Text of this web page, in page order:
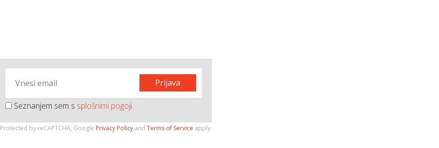
Prijava
Seznanjem sem s splošnimi pogoji.
Protected by reCAPTCHA, Google Privacy Policy andTerms of Service apply.